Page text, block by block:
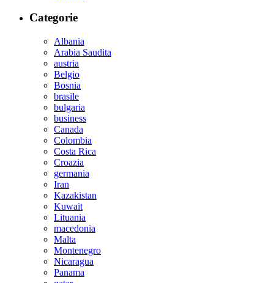
Categorie
Albania
Arabia Saudita
austria
Belgio
Bosnia
brasile
bulgaria
business
Canada
Colombia
Costa Rica
Croazia
germania
Iran
Kazakistan
Kuwait
Lituania
macedonia
Malta
Montenegro
Nicaragua
Panama